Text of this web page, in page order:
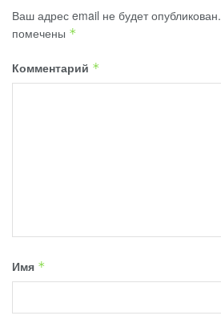
Ваш адрес email не будет опубликован.
помечены *
Комментарий *
Имя *